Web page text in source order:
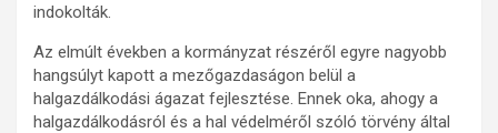
indokolták.
Az elmúlt években a kormányzat részéről egyre nagyobb
hangsúlyt kapott a mezőgazdaságon belül a
halgazdálkodási ágazat fejlesztése. Ennek oka, ahogy a
halgazdálkodásról és a hal védelméről szóló törvény által